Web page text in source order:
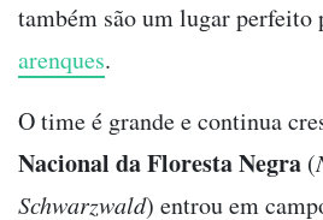
também são um lugar perfeito
arenques.
O time é grande e continua
Nacional da Floresta Negra (
Schwarzwald) entrou em